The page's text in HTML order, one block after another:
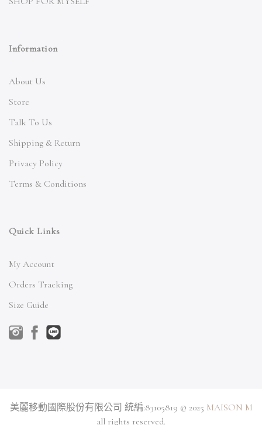
Information
About Us
Store
Talk To Us
Shipping & Return
Privacy Policy
Terms & Conditions
Quick Links
My Account
Orders Tracking
Size Guide
美麗移動國際股份有限公司 統編:83105819 © 2025 MAISON M
all rights reserved.